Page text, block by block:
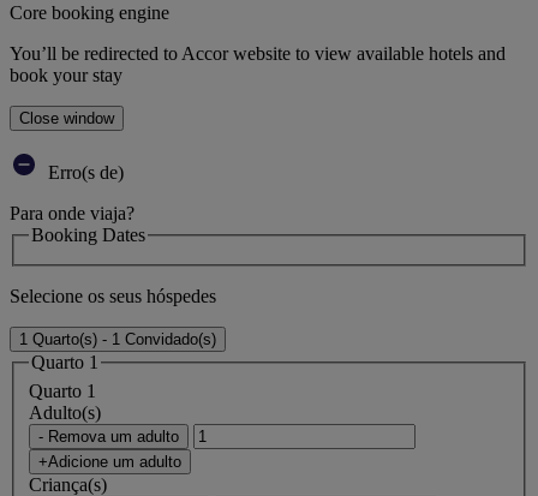
Core booking engine
You’ll be redirected to Accor website to view available hotels and
book your stay
Close window
Erro(s de)
Para onde viaja?
Booking Dates
Selecione os seus hóspedes
1 Quarto(s) - 1 Convidado(s)
Quarto 1
Quarto 1
Adulto(s)
- Remova um adulto
+Adicione um adulto
Criança(s)